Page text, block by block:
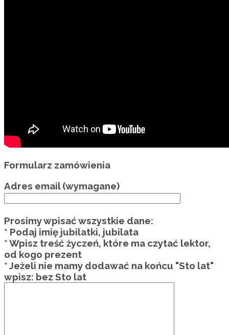
Formularz zamówienia
Adres email (wymagane)
Prosimy wpisać wszystkie dane:
* Podaj imię jubilatki, jubilata
* Wpisz treść życzeń, które ma czytać lektor,
od kogo prezent
* Jeżeli nie mamy dodawać na końcu "Sto lat"
wpisz: bez Sto lat